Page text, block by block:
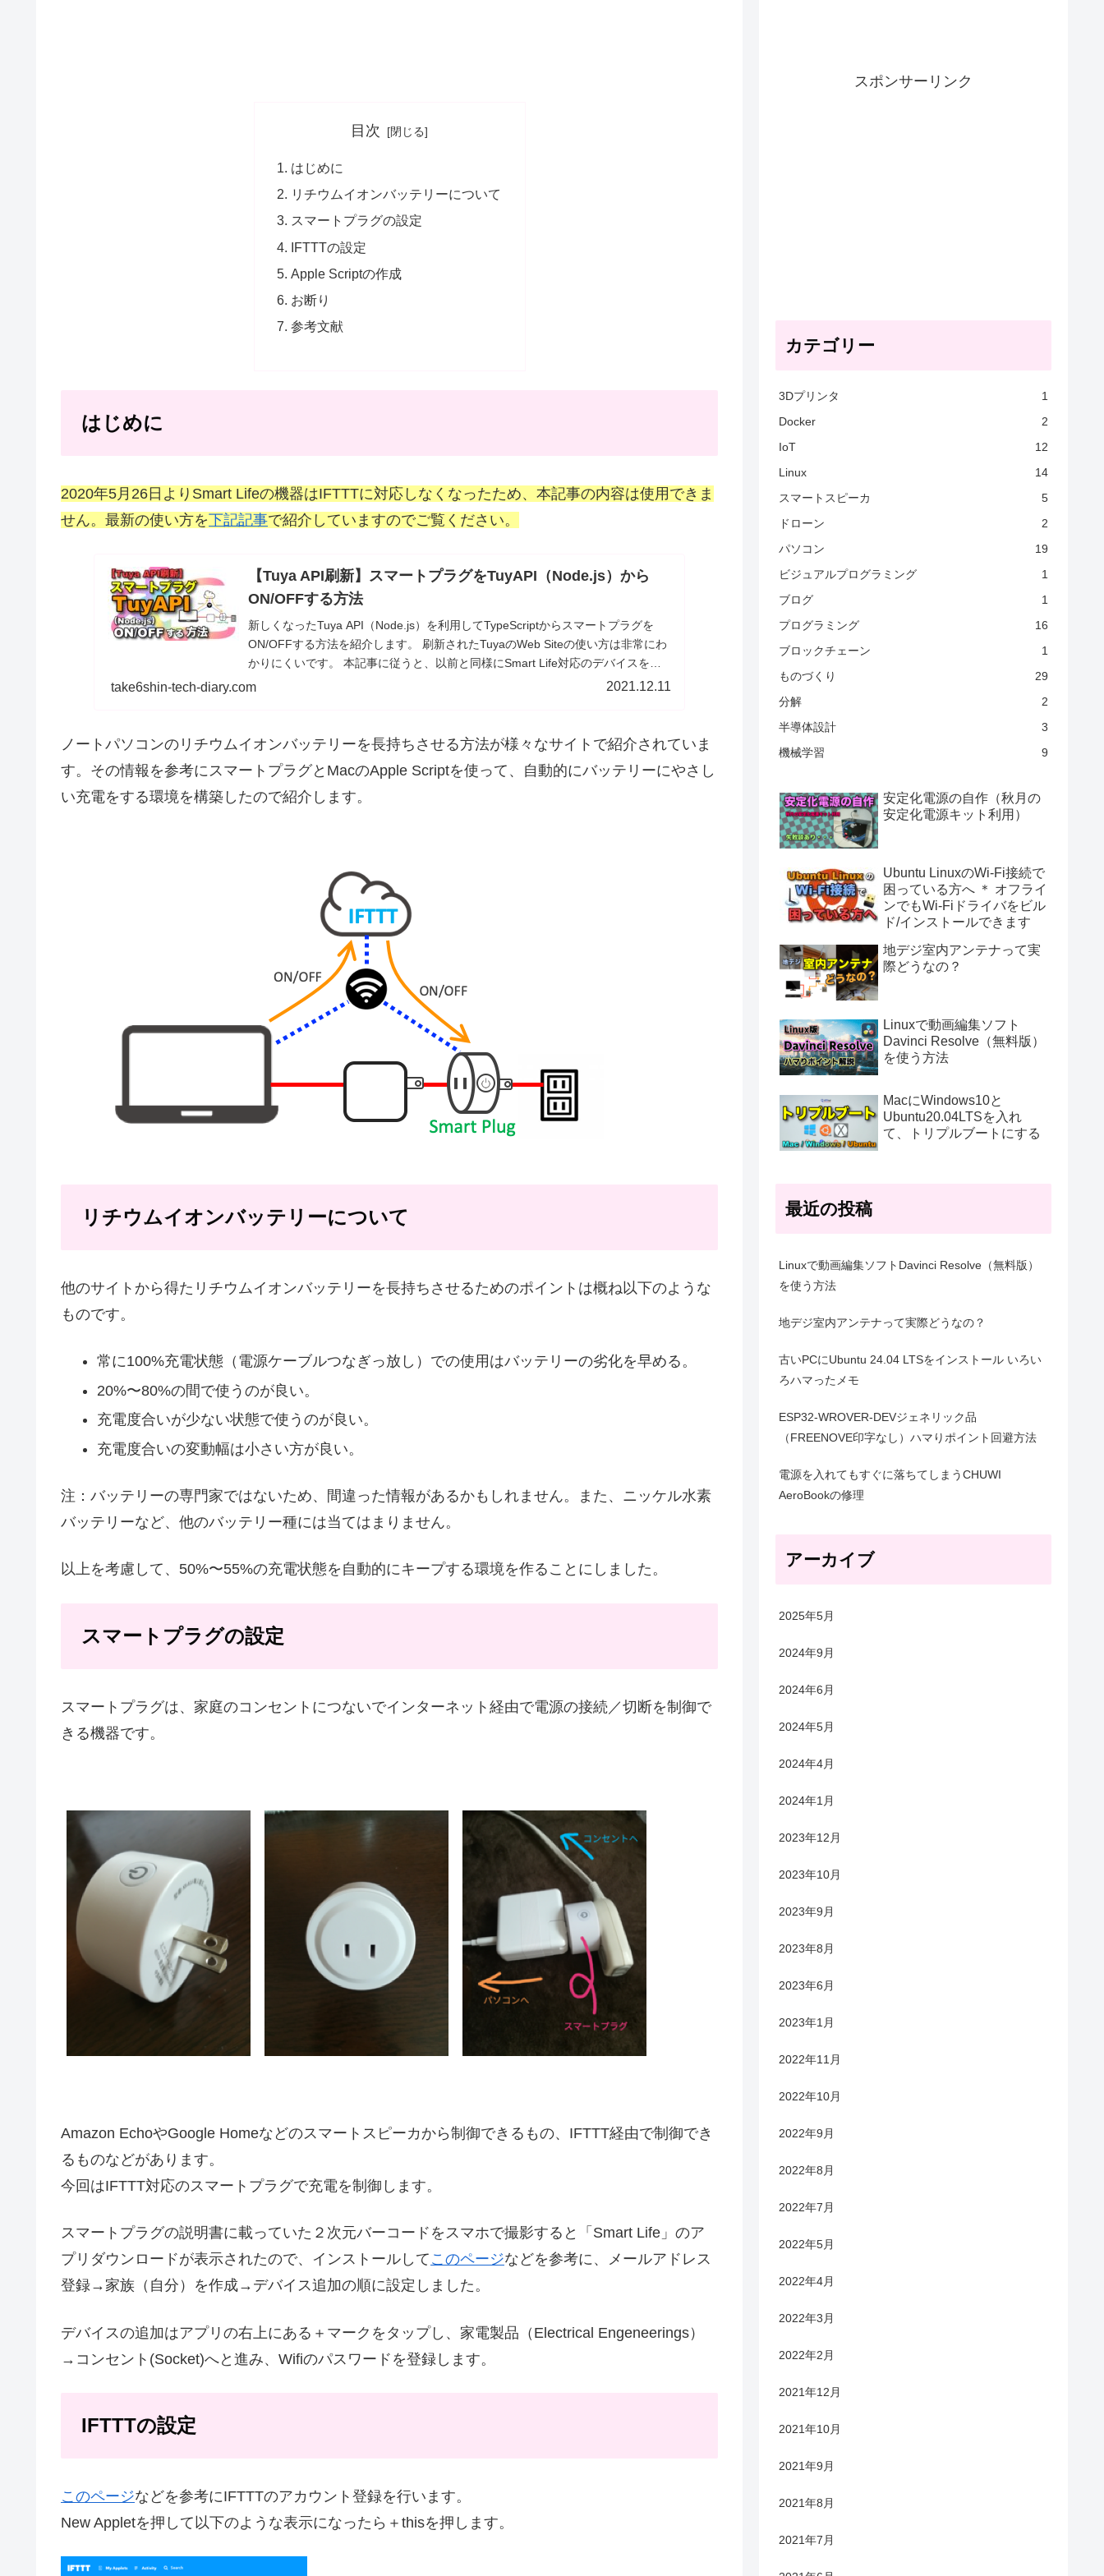
目次
はじめに
リチウムイオンバッテリーについて
スマートプラグの設定
IFTTTの設定
Apple Scriptの作成
お断り
参考文献
はじめに
2020年5月26日よりSmart Lifeの機器はIFTTTに対応しなくなったため、本記事の内容は使用できま
せん。最新の使い方を下記記事で紹介していますのでご覧ください。
【Tuya API刷新】スマートプラグをTuyAPI（Node.js）から
ON/OFFする方法
新しくなったTuya API（Node.js）を利用してTypeScriptからスマートプラグを
ON/OFFする方法を紹介します。 刷新されたTuyaのWeb Siteの使い方は非常にわ
かりにくいです。 本記事に従うと、以前と同様にSmart Life対応のデバイスを
TuyAPI経由で遠隔操作できるようになります。 また、Apple Scriptを利用して指
take6shin-tech-diary.com 2021.12.11
ノートパソコンのリチウムイオンバッテリーを長持ちさせる方法が様々なサイトで紹介されていま
す。その情報を参考にスマートプラグとMacのApple Scriptを使って、自動的にバッテリーにやさし
い充電をする環境を構築したので紹介します。
リチウムイオンバッテリーについて
他のサイトから得たリチウムイオンバッテリーを長持ちさせるためのポイントは概ね以下のような
ものです。
常に100%充電状態（電源ケーブルつなぎっ放し）での使用はバッテリーの劣化を早める。
20%〜80%の間で使うのが良い。
充電度合いが少ない状態で使うのが良い。
充電度合いの変動幅は小さい方が良い。
注：バッテリーの専門家ではないため、間違った情報があるかもしれません。また、ニッケル水素
バッテリーなど、他のバッテリー種には当てはまりません。
以上を考慮して、50%〜55%の充電状態を自動的にキープする環境を作ることにしました。
スマートプラグの設定
スマートプラグは、家庭のコンセントにつないでインターネット経由で電源の接続／切断を制御で
きる機器です。
Amazon EchoやGoogle Homeなどのスマートスピーカから制御できるもの、IFTTT経由で制御でき
るものなどがあります。
今回はIFTTT対応のスマートプラグで充電を制御します。
スマートプラグの説明書に載っていた２次元バーコードをスマホで撮影すると「Smart Life」のア
プリダウンロードが表示されたので、インストールして このページなどを参考に、メールアドレス
登録→家族（自分）を作成→デバイス追加の順に設定しました。
デバイスの追加はアプリの右上にある＋マークをタップし、家電製品（Electrical Engeneerings）
→コンセント(Socket)へと進み、Wifiのパスワードを登録します。
IFTTTの設定
このページなどを参考にIFTTTのアカウント登録を行います。
New Appletを押して以下のような表示になったら＋thisを押します。
スポンサーリンク
カテゴリー
3Dプリンタ
1
Docker
2
IoT
12
Linux
14
スマートスピーカ
5
ドローン
2
パソコン
19
ビジュアルプログラミング
1
ブログ
1
プログラミング
16
ブロックチェーン
1
ものづくり
29
分解
2
半導体設計
3
機械学習
9
安定化電源の自作（秋月の
安定化電源キット利用）
Ubuntu LinuxのWi-Fi接続で
困っている方へ ＊ オフライ
ンでもWi-Fiドライバをビル
ド/インストールできます
地デジ室内アンテナって実
際どうなの？
Linuxで動画編集ソフト
Davinci Resolve（無料版）
を使う方法
MacにWindows10と
Ubuntu20.04LTSを入れ
て、トリプルブートにする
最近の投稿
Linuxで動画編集ソフトDavinci Resolve（無料版）
を使う方法
地デジ室内アンテナって実際どうなの？
古いPCにUbuntu 24.04 LTSをインストール いろい
ろハマったメモ
ESP32-WROVER-DEVジェネリック品
（FREENOVE印字なし）ハマりポイント回避方法
電源を入れてもすぐに落ちてしまうCHUWI
AeroBookの修理
アーカイブ
2025年5月
2024年9月
2024年6月
2024年5月
2024年4月
2024年1月
2023年12月
2023年10月
2023年9月
2023年8月
2023年6月
2023年1月
2022年11月
2022年10月
2022年9月
2022年8月
2022年7月
2022年5月
2022年4月
2022年3月
2022年2月
2021年12月
2021年10月
2021年9月
2021年8月
2021年7月